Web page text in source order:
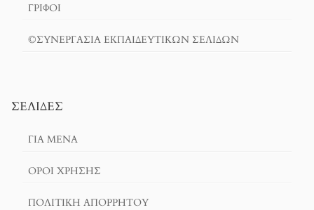
ΓΡΙΦΟΙ
©ΣΥΝΕΡΓΑΣΙΑ ΕΚΠΑΙΔΕΥΤΙΚΩΝ ΣΕΛΙΔΩΝ
ΣΕΛΊΔΕΣ
ΓΙΑ ΜΕΝΑ
ΌΡΟΙ ΧΡΗΣΗΣ
ΠΟΛΙΤΙΚΉ ΑΠΟΡΡΉΤΟΥ